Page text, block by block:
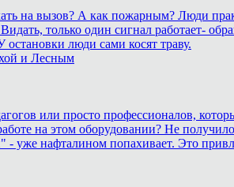
на вызов? А как пожарным? Люди
Видать, только один сигнал
люди сами косят траву.
и Лесным
или просто профессионалов,
на этом оборудовании? Не
нафталином попахивает. Это